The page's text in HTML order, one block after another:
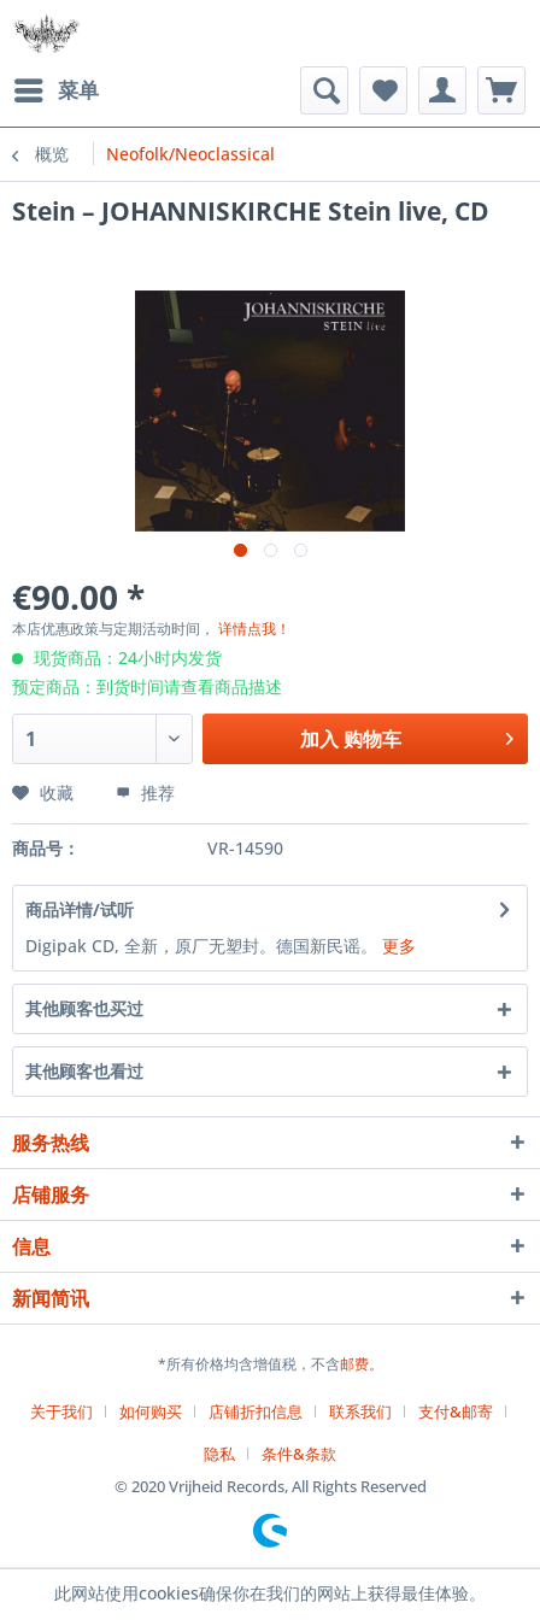
菜单
概览 Neofolk/Neoclassical
Stein ‎– JOHANNISKIRCHE Stein live, CD
€90.00 *
本店优惠政策与定期活动时间， 详情点我！
现货商品：24小时内发货
预定商品：到货时间请查看商品描述
加入 购物车
收藏 推荐
商品号： VR-14590
商品详情/试听
Digipak CD, 全新，原厂无塑封。德国新民谣。 更多
其他顾客也买过
其他顾客也看过
服务热线
店铺服务
信息
新闻简讯
*所有价格均含增值税，不含邮费。
关于我们 如何购买 店铺折扣信息 联系我们
支付&邮寄
隐私
条件&条款
© 2020 Vrijheid Records, All Rights Reserved
此网站使用cookies确保你在我们的网站上获得最佳体验。